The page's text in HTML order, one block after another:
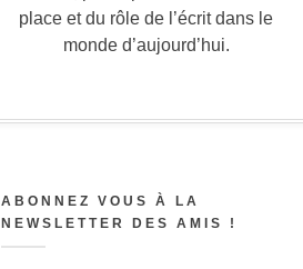
place et du rôle de l’écrit dans le
monde d’aujourd’hui.
ABONNEZ VOUS À LA
NEWSLETTER DES AMIS !